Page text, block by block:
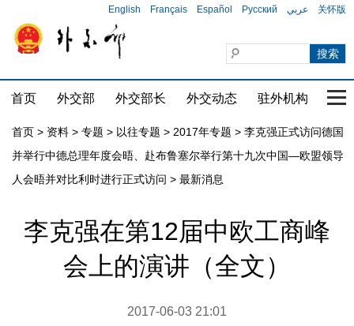
English Français Español Русский عربي 关怀版
首页 外交部 外交部长 外交动态 驻外机构 国
首页 > 资料 > 专题 > 以往专题 > 2017年专题 > 李克强正式访问德国
并举行中德总理年度会晤、赴布鲁塞尔举行第十九次中国—欧盟领导
人会晤并对比利时进行正式访问 > 最新消息
李克强在第12届中欧工商峰
会上的演讲（全文）
2017-06-03 21:01